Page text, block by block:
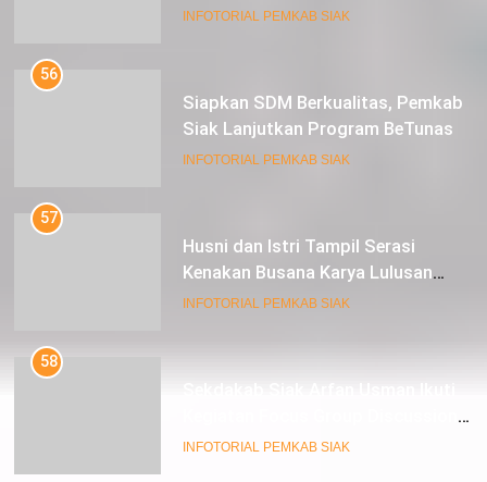
Usman
INFOTORIAL PEMKAB SIAK
56
Siapkan SDM Berkualitas, Pemkab
Siak Lanjutkan Program BeTunas
INFOTORIAL PEMKAB SIAK
57
Husni dan Istri Tampil Serasi
Kenakan Busana Karya Lulusan
SMK Pariwisata Siak, di Lancang
INFOTORIAL PEMKAB SIAK
58
Tentang Kebijakan Penganggaran
INFOTORIAL PEMKAB SIAK